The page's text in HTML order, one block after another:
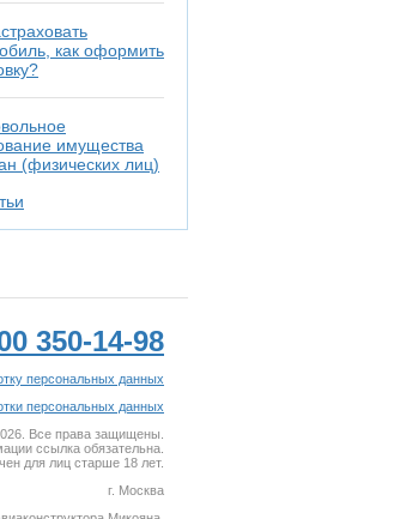
как оформить
имущества
(физических лиц)
350-14-98
персональных данных
персональных данных
Все права защищены.
ссылка обязательна.
для лиц старше 18 лет.
г. Москва